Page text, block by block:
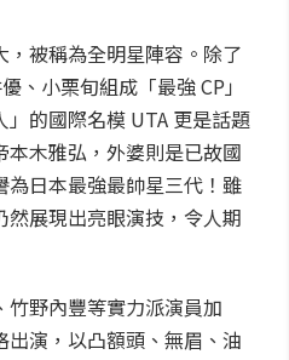
被稱為全明星陣容。除了
、小栗旬組成「最強 CP」
的國際名模 UTA 更是話題
木雅弘，外婆則是已故國
日本最強最帥星三代！雖
展現出亮眼演技，令人期
野內豐等實力派演員加
演，以凸額頭、無眉、油